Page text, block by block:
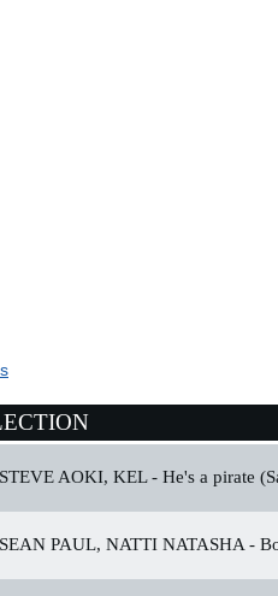
AOKI, KEL - He's a pirate
PAUL, NATTI NATASHA -